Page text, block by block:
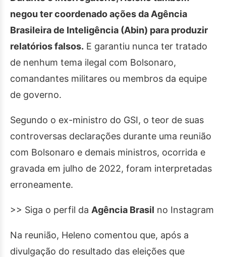
negou ter coordenado ações da Agência
Brasileira de Inteligência (Abin) para produzir
relatórios falsos. E garantiu nunca ter tratado
de nenhum tema ilegal com Bolsonaro,
comandantes militares ou membros da equipe
de governo.
Segundo o ex-ministro do GSI, o teor de suas
controversas declarações durante uma reunião
com Bolsonaro e demais ministros, ocorrida e
gravada em julho de 2022, foram interpretadas
erroneamente.
>> Siga o perfil da Agência Brasil no Instagram
Na reunião, Heleno comentou que, após a
divulgação do resultado das eleições que